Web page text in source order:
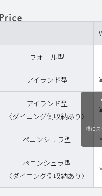
ウォール型
アイランド型
アイランド型
〈ダイニング側収納あり〉
ペニンシュラ型
ペニンシュラ型
〈ダイニング側収納あり〉
横にス